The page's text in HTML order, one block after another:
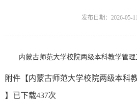
发布日期：2026-05-
内蒙古师范大学校院两级本科教学管
附件【内蒙古师范大学校院两级本科
】已下载437次